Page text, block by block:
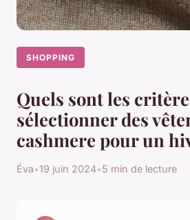
SHOPPING
Quels sont les
sélectionner des
cashmere pour un
Éva•19 juin 2024•5 min de lecture